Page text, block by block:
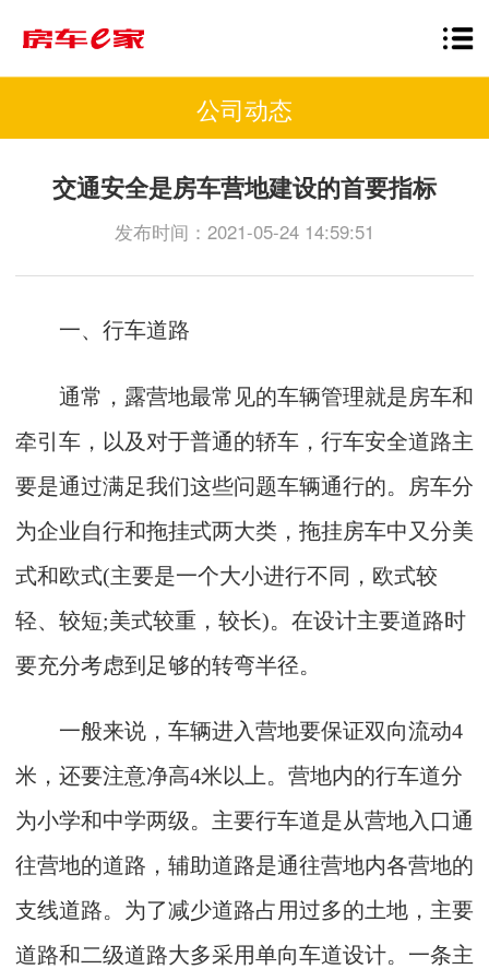
公司动态
交通安全是房车营地建设的首要指标
发布时间：2021-05-24 14:59:51
一、行车道路
通常，露营地最常见的车辆管理就是房车和
牵引车，以及对于普通的轿车，行车安全道路主
要是通过满足我们这些问题车辆通行的。房车分
为企业自行和拖挂式两大类，拖挂房车中又分美
式和欧式(主要是一个大小进行不同，欧式较
轻、较短;美式较重，较长)。在设计主要道路时
要充分考虑到足够的转弯半径。
一般来说，车辆进入营地要保证双向流动4
米，还要注意净高4米以上。营地内的行车道分
为小学和中学两级。主要行车道是从营地入口通
往营地的道路，辅助道路是通往营地内各营地的
支线道路。为了减少道路占用过多的土地，主要
道路和二级道路大多采用单向车道设计。一条主